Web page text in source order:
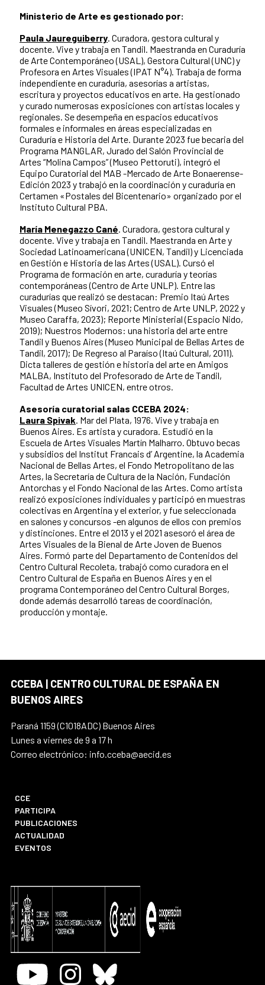
Ministerio de Arte es gestionado por:
Paula Jaureguiberry . Curadora, gestora cultural y
docente. Vive y trabaja en Tandil. Maestranda en Curaduría
de Arte Contemporáneo (USAL), Gestora Cultural (UNC) y
Profesora en Artes Visuales (IPAT N°4). Trabaja de forma
independiente en curaduría, asesorías a artistas,
escritura y proyectos educativos en arte. Ha gestionado
y curado numerosas exposiciones con artistas locales y
regionales. Se desempeña en espacios educativos
formales e informales en áreas especializadas en
Curaduría e Historia del Arte. Durante 2023 fue becaria del
Programa MANGLAR, Jurado del Salón Provincial de
Artes “Molina Campos” (Museo Pettoruti), integró el
Equipo Curatorial del MAB -Mercado de Arte Bonaerense-
Edición 2023 y trabajó en la coordinación y curaduría en
Certamen «Postales del Bicentenario» organizado por el
Instituto Cultural PBA.
María Menegazzo Cané . Curadora, gestora cultural y
docente. Vive y trabaja en Tandil. Maestranda en Arte y
Sociedad Latinoamericana (UNICEN, Tandil) y Licenciada
en Gestión e Historia de las Artes (USAL). Cursó el
Programa de formación en arte, curaduría y teorías
contemporáneas (Centro de Arte UNLP). Entre las
curadurías que realizó se destacan: Premio Itaú Artes
Visuales (Museo Sívori, 2021; Centro de Arte UNLP, 2022 y
Museo Caraffa, 2023); Reporte Ministerial (Espacio Nido,
2019); Nuestros Modernos: una historia del arte entre
Tandil y Buenos Aires (Museo Municipal de Bellas Artes de
Tandil, 2017); De Regreso al Paraíso (Itaú Cultural, 2011).
Dicta talleres de gestión e historia del arte en Amigos
MALBA, Instituto del Profesorado de Arte de Tandil,
Facultad de Artes UNICEN, entre otros.
Asesoría curatorial salas CCEBA 2024:
Laura Spivak . Mar del Plata, 1976. Vive y trabaja en
Buenos Aires. Es artista y curadora. Estudió en la
Escuela de Artes Visuales Martín Malharro. Obtuvo becas
y subsidios del Institut Francais d’ Argentine, la Academia
Nacional de Bellas Artes, el Fondo Metropolitano de las
Artes, la Secretaría de Cultura de la Nación, Fundación
Antorchas y el Fondo Nacional de las Artes. Como artista
realizó exposiciones individuales y participó en muestras
colectivas en Argentina y el exterior, y fue seleccionada
en salones y concursos -en algunos de ellos con premios
y distinciones. Entre el 2013 y el 2021 asesoró el área de
Artes Visuales de la Bienal de Arte Joven de Buenos
Aires. Formó parte del Departamento de Contenidos del
Centro Cultural Recoleta, trabajó como curadora en el
Centro Cultural de España en Buenos Aires y en el
programa Contemporáneo del Centro Cultural Borges,
donde además desarrolló tareas de coordinación,
producción y montaje.
CCEBA | CENTRO CULTURAL DE ESPAÑA EN
BUENOS AIRES
Paraná 1159 (C1018ADC) Buenos Aires
Lunes a viernes de 9 a 17 h
Correo electrónico: info.cceba@aecid.es
CCE
PARTICIPA
PUBLICACIONES
ACTUALIDAD
EVENTOS
Youtube InstagramBluesky